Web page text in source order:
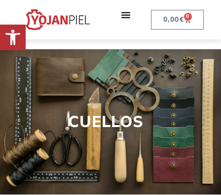
Abrir barra de herramientas 0,00€ 0
CUELLOS